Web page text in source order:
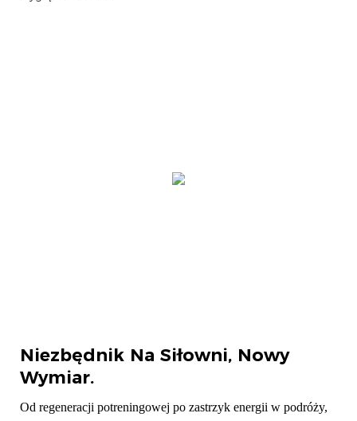
Niezbędnik Na Siłowni, Nowy
Wymiar.
Od regeneracji potreningowej po zastrzyk energii w podróży,